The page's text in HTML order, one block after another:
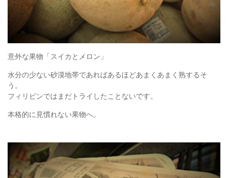
意外な果物「スイカとメロン」
水分の少ない砂漠地帯であればあるほどあまくあまく熟するそ
う。
フィリピンではまだトライしたことないです。
本格的に見慣れない果物へ。